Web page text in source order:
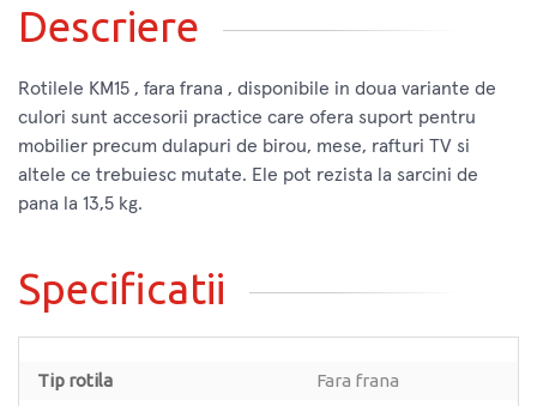
Descriere
Rotilele KM15 , fara frana , disponibile in doua variante de
culori sunt accesorii practice care ofera suport pentru
mobilier precum dulapuri de birou, mese, rafturi TV si
altele ce trebuiesc mutate. Ele pot rezista la sarcini de
pana la 13,5 kg.
Specificatii
Tip rotila
Fara frana